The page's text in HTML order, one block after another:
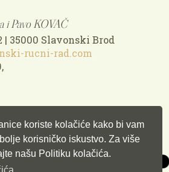
koriste kolačiće kako bi vam
korisničko iskustvo. Za više
našu Politiku kolačića.
i Pavo KOVAČ
| 35000 Slavonski Brod
rucni-rad.com
HRVATSKOJ!
Kućna radinost Marica i Pavo